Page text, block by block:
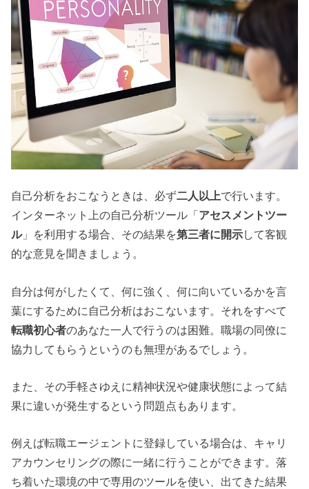
自己分析をおこなうときは、必ず二人以上で行います。
インターネット上の自己分析ツール「 アセスメントツー
ル」を利用する場合、その結果を第三者に開示して客観
的な意見を聞きましょう。
自分は何がしたくて、何に強く、何に向いているかを言
葉にするために自己分析はおこないます。それをすべて
転職初心者のあなた一人で行うのは困難。職場の同僚に
協力してもらうというのも無理があるでしょう。
また、その手軽さゆえに精神状況や健康状態によって結
果に違いが発生するという問題点もあります。
例えば転職エージェントに登録している場合は、キャリ
アカウンセリングの際に一緒に行うことができます。落
ち着いた環境の中で専用のツールを使い、出てきた結果